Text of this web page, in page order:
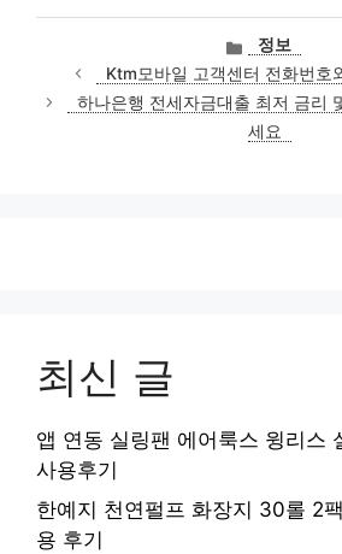
카
테
고
리
정보
Ktm모바일 고객센터 전화번호
하나은행 전세자금대출 최저 금리
세요
최신 글
앱 연동 실링팬 에어룩스 윙리스
사용후기
한예지 천연펄프 화장지 30롤 2
용 후기